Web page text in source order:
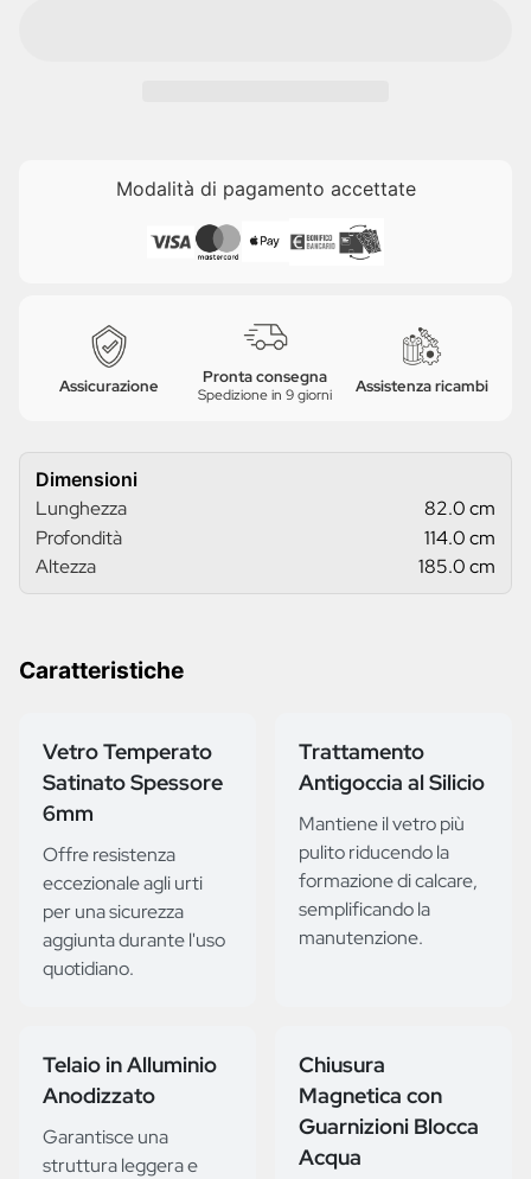
Modalità di pagamento accettate
Assicurazione Pronta consegna
Spedizione in 9 giorni Assistenza ricambi
Dimensioni
Lunghezza
82.0 cm
Profondità
114.0 cm
Altezza
185.0 cm
Caratteristiche
Vetro Temperato
Satinato Spessore
6mm
Offre resistenza
eccezionale agli urti
per una sicurezza
aggiunta durante l'uso
quotidiano.
Trattamento
Antigoccia al Silicio
Mantiene il vetro più
pulito riducendo la
formazione di calcare,
semplificando la
manutenzione.
Telaio in Alluminio
Anodizzato
Garantisce una
struttura leggera e
Chiusura
Magnetica con
Guarnizioni Blocca
Acqua